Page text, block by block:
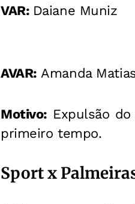
VAR: Daiane Muniz
AVAR: Amanda
Motivo: Expulsão
primeiro tempo.
Sport x